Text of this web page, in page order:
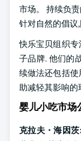
市场。 持续负
针对自然的倡议
快乐宝贝组织
子品牌. 他们的
续做法还包括
助减轻其影响的
婴儿小吃市场
克拉夫・海因